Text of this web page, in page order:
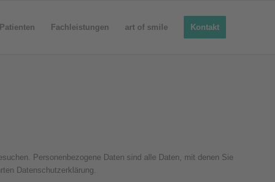
Fachleistungen art of smile Kontakt
Personenbezogene Daten sind alle Daten, mit denen Sie
Datenschutzerklärung.